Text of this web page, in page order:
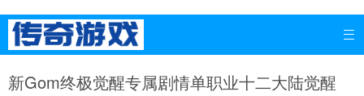

新Gom终极觉醒专属剧情单职业十二大陆觉醒